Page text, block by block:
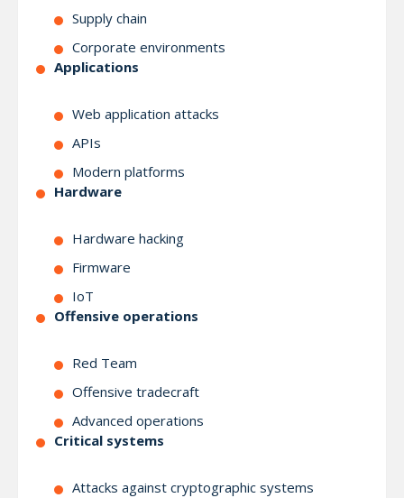
Supply chain
Corporate environments
Applications
Web application attacks
APIs
Modern platforms
Hardware
Hardware hacking
Firmware
IoT
Offensive operations
Red Team
Offensive tradecraft
Advanced operations
Critical systems
Attacks against cryptographic systems